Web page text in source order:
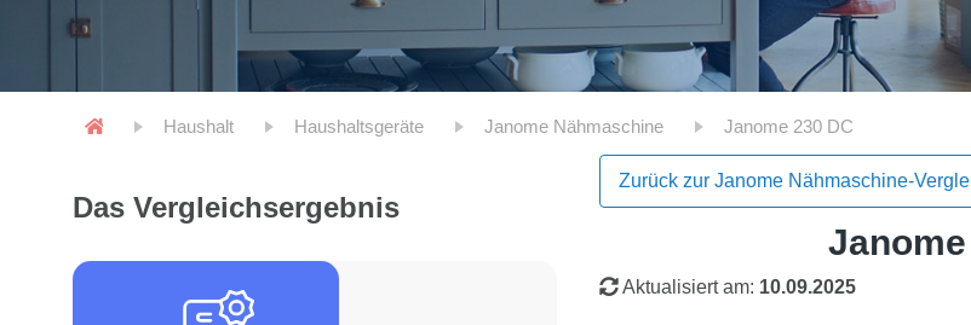
Haushalt Haushaltsgeräte Janome Nähmaschine Janome 230 DC
Das Vergleichsergebnis
Zurück zur Janome Nähmaschine-
Aktualisiert am: 10.09.2025